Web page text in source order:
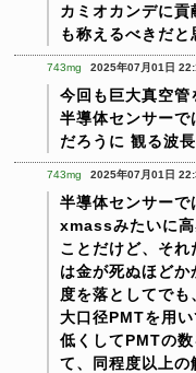
カミオカンデに
も称えるべきだと
743mg 2025年07月01日
今回も巨大真空管
半導体センサーで
だろうに 観る波
743mg 2025年07月01日
半導体センサーで
xmassみたいに高
ことだけど、そ
は金が死ぬほどか
度を落としてで
大口径PMTを用
低くしてPMTの
て、同程度以上の